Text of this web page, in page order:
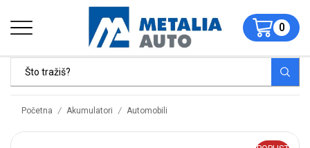
0
Početna / Akumulatori / Automobili